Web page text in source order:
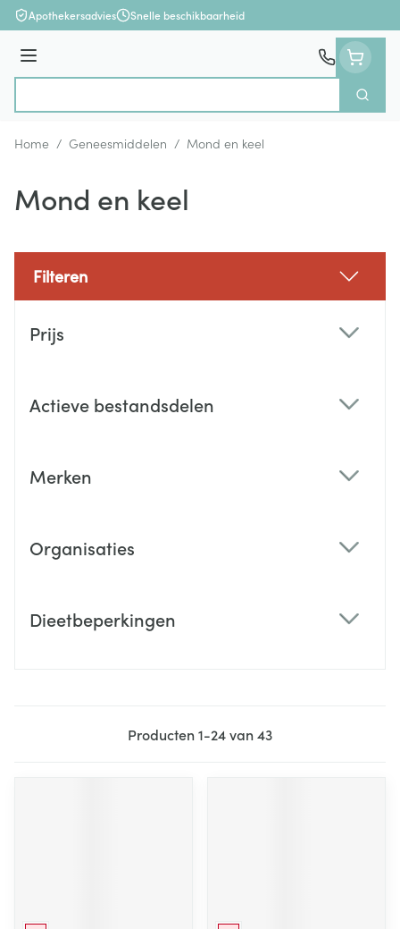
Ga naar de inhoud
Apothekersadvies Snelle beschikbaarheid
Menu
Zoek
Home / Geneesmiddelen / Mond en keel
Mond en keel
Filteren
Prijs
Actieve bestandsdelen
Merken
Organisaties
Dieetbeperkingen
Producten1-24van43